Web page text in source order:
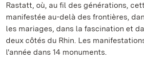
Rastatt, où, au fil des générations,
manifestée au-delà des frontières,
les mariages, dans la fascination et
deux côtés du Rhin. Les
l'année dans 14 monuments.